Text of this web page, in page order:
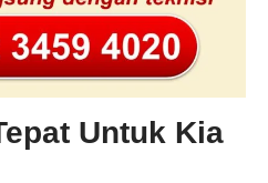
Untuk Kia